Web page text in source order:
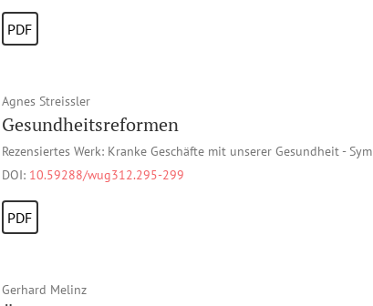
PDF
Agnes Streissler
Gesundheitsreformen
Rezensiertes Werk: Kranke Geschäfte mit unserer Gesundheit -
DOI: 10.59288/wug312.295-299
PDF
Gerhard Melinz